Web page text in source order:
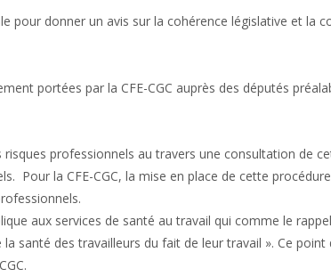
pour donner un avis sur la cohérence législative et la
portées par la CFE-CGC auprès des députés
risques professionnels au travers une consultation de
Pour la CFE-CGC, la mise en place de cette
aux services de santé au travail qui comme le
santé des travailleurs du fait de leur travail ». Ce point